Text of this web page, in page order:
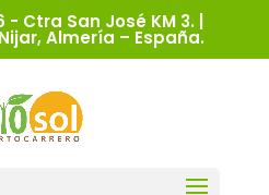
- Ctra San José KM 3. |
Almería – España.